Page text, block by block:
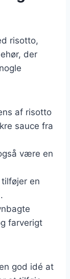
risotto,
der
af risotto
sauce fra
være en
en
farverigt
god idé at